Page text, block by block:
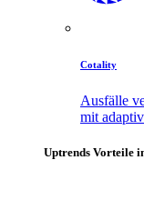
Cotality
Ausfälle
mit
Uptrends Vorteile